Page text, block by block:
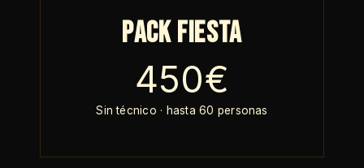
Pack Fiesta
450€
Sin técnico · hasta 60 personas